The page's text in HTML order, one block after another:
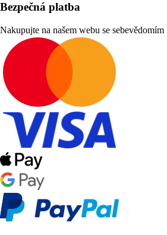
Bezpečná platba
Nakupujte na našem webu se sebevědomím